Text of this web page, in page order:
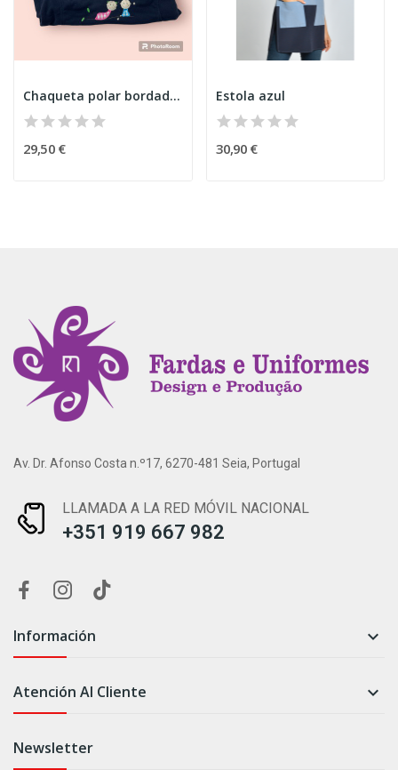
Chaqueta polar bordada Pediatría
29,50 €
Estola azul
30,90 €
Av. Dr. Afonso Costa n.º17, 6270-481 Seia, Portugal
LLAMADA A LA RED MÓVIL NACIONAL
+351 919 667 982
Información 
Atención Al Cliente 
Newsletter